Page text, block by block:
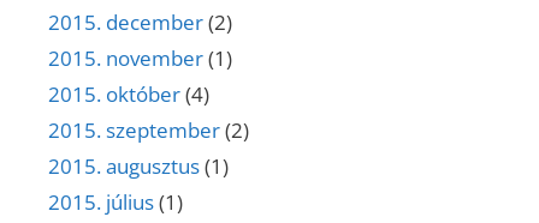
2015. december(2)
2015. november(1)
2015. október(4)
2015. szeptember(2)
2015. augusztus(1)
2015. július(1)